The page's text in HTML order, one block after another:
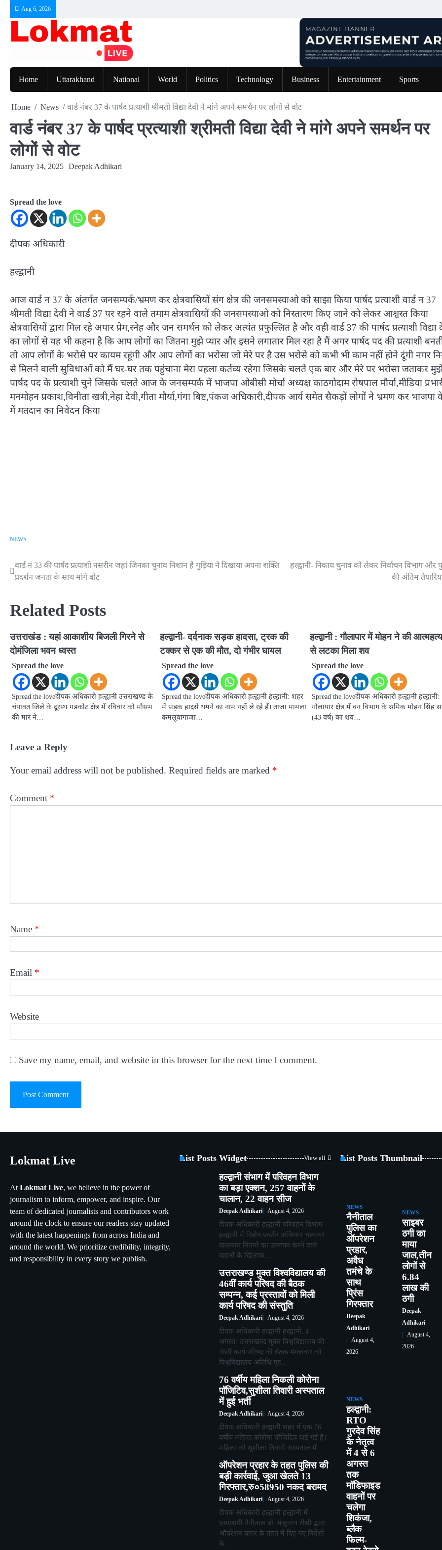
Aug 6, 2026
Home Uttarakhand National World Politics Technology Business Entertainment Sports
Home News वार्ड नंबर 37 के पार्षद प्रत्याशी श्रीमती विद्या देवी ने मांगे अपने समर्थन पर लोगों से वोट
वार्ड नंबर 37 के पार्षद प्रत्याशी श्रीमती विद्या देवी ने मांगे अपने समर्थन पर
लोगों से वोट
January 14, 2025 Deepak Adhikari
Spread the love
दीपक अधिकारी
हल्द्वानी
आज वार्ड न 37 के अंतर्गत जनसम्पर्क/भ्रमण कर क्षेत्रवासियों संग क्षेत्र की जनसमस्याओ को साझा किया पार्षद प्रत्याशी वार्ड न 37
श्रीमती विद्या देवी ने वार्ड 37 पर रहने वाले तमाम क्षेत्रवासियों की जनसमस्याओ को निस्तारण किए जाने को लेकर आश्वस्त किया
क्षेत्रवासियों द्वारा मिल रहे अपार प्रेम,स्नेह और जन समर्थन को लेकर अत्यंत प्रफुल्लित है और वही वार्ड 37 की पार्षद प्रत्याशी विद्या
का लोगों से यह भी कहना है कि आप लोगों का जितना मुझे प्यार और इसने लगातार मिल रहा है मैं अगर पार्षद पद की प्रत्याशी
तो आप लोगों के भरोसे पर कायम रहूंगी और आप लोगों का भरोसा जो मेरे पर है उस भरोसे को कभी भी काम नहीं होने दूंगी नगर
से मिलने वाली सुविधाओं को मैं घर-घर तक पहुंचाना मेरा पहला कर्तव्य रहेगा जिसके चलते एक बार और मेरे पर भरोसा जताकर
पार्षद पद के प्रत्याशी चुने जिसके चलते आज के जनसम्पर्क में भाजपा ओबीसी मोर्चा अध्यक्ष काठगोदाम रोषपाल मौर्या,मीडिया
मनमोहन प्रकाश,विनीता खत्री,नेहा देवी,गीता मौर्या,गंगा बिष्ट,पंकज अधिकारी,दीपक आर्य समेत सैकड़ों लोगों ने भ्रमण कर भाजपा
में मतदान का निवेदन किया
NEWS
Post
वार्ड नं 33 की पार्षद प्रत्याशी नसरीन जहां जिनका चुनाव निशान है गुड़िया ने दिखाया अपना शक्ति
प्रदर्शन जनता के साथ मांगे वोट
हल्द्वानी- निकाय चुनाव को लेकर निर्वाचन विभाग और
की अंतिम
Related Posts
उत्तराखंड : यहां आकाशीय बिजली गिरने से
दोमंजिला भवन ध्वस्त
Spread the love
Spread the loveदीपक अधिकारी हल्द्वानी उत्तराखण्ड के
चंपावत जिले के दूरस्थ गडकोट क्षेत्र में रविवार को मौसम
की मार ने…
हल्द्वानी- दर्दनाक सड़क हादसा, ट्रक की
टक्कर से एक की मौत, दो गंभीर घायल
Spread the love
Spread the loveदीपक अधिकारी हल्द्वानी हल्द्वानी: शहर
में सड़क हादसे थमने का नाम नहीं ले रहे हैं। ताजा मामला
कमलूवागाजा…
हल्द्वानी : गौलापार में मोहन ने की
से लटका मिला शव
Spread the love
Spread the loveदीपक अधिकारी हल्द्वानी हल्द्वानी:
गौलापार क्षेत्र में वन विभाग के श्रमिक मोहन सिंह
(43 वर्ष) का शव…
Leave a Reply
Your email address will not be published. Required fields are marked *
Comment *
Name *
Email *
Website
Save my name, email, and website in this browser for the next time I comment.
Lokmat Live
AtLokmat Live, we believe in the power of
journalism to inform, empower, and inspire. Our
team of dedicated journalists and contributors work
around the clock to ensure our readers stay updated
with the latest happenings from across India and
around the world. We prioritize credibility, integrity,
and responsibility in every story we publish.
List Posts Widget View all
हल्द्वानी संभाग में परिवहन विभाग
का बड़ा एक्शन, 257 वाहनों के
चालान, 22 वाहन सीज
Deepak Adhikari August 4, 2026
दीपक अधिकारी हल्द्वानी परिवहन विभाग
हल्द्वानी में विशेष प्रवर्तन अभियान चलाकर
यातायात नियमों का उल्लंघन करने वाले
वाहनों के खिलाफ…
उत्तराखण्ड मुक्त विश्वविद्यालय की
46वीं कार्य परिषद की बैठक
सम्पन्न, कई प्रस्तावों को मिली
कार्य परिषद की संस्तुति
Deepak Adhikari August 4, 2026
दीपक अधिकारी हल्द्वानी हल्द्वानी, 4
अगस्त। उत्तराखण्ड मुक्त विश्वविद्यालय की
46वीं कार्य परिषद की बैठक मंगलवार को
विश्वविद्यालय अतिथि गृह…
76 वर्षीय महिला निकली कोरोना
पॉजिटिव,सुशीला तिवारी अस्पताल
में हुई भर्ती
Deepak Adhikari August 4, 2026
दीपक अधिकारी हल्द्वानी शहर में एक 76
वर्षीय महिला कोरोना पॉजिटिव पाई गई है।
महिला को सुशीला तिवारी अस्पताल में…
ऑपरेशन प्रहार के तहत पुलिस की
बड़ी कार्रवाई, जुआ खेलते 13
गिरफ्तार,रु०58950 नकद बरामद
Deepak Adhikari August 4, 2026
दीपक अधिकारी हल्द्वानी हल्द्वानी में
एसएसपी नैनीताल डॉ. मंजुनाथ टीसी द्वारा
ऑपरेशन प्रहार के तहत में दिए गए निर्देशों
के…
List Posts Thumbnail
NEWS
नैनीताल
पुलिस का
ऑपरेशन
प्रहार,
अवैध
तमंचे के
साथ
प्रिंस
गिरफ्तार
Deepak
Adhikari
August 4,
2026
NEWS
साइबर
ठगी का
माया
जाल,तीन
लोगों से
6.84
लाख की
ठगी
Deepak
Adhikari
August 4,
2026
NEWS
हल्द्वानी:
RTO
गुरदेव सिंह
के नेतृत्व
में 4 से 6
अगस्त
तक
मॉडिफाइड
वाहनों पर
चलेगा
शिकंजा,
ब्लैक
फिल्म-